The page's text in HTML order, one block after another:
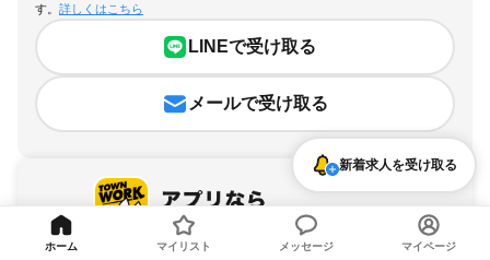
す。 詳しくはこちら
LINEで受け取る
メールで受け取る
新着求人を受け取る
ホーム マイリスト メッセージ マイページ